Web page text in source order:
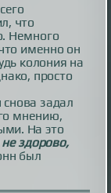
что
Немного
именно он
колония на
просто
задал
мнению,
На это
не здорово,
был